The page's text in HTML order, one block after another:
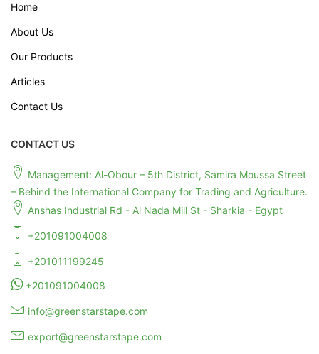
Home
About Us
Our Products
Articles
Contact Us
CONTACT US
Management: Al-Obour – 5th District, Samira Moussa Street
– Behind the International Company for Trading and Agriculture.
Anshas Industrial Rd - Al Nada Mill St - Sharkia - Egypt
+201091004008
+201011199245
+201091004008
info@greenstarstape.com
export@greenstarstape.com